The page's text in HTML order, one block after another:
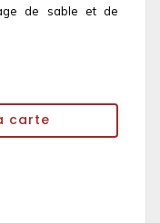
de sable et de
carte